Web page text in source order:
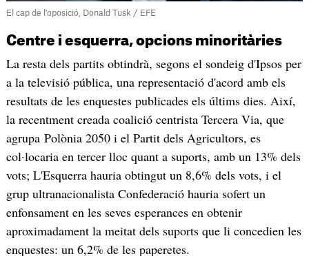
El cap de l'oposició, Donald Tusk / EFE
Centre i esquerra, opcions minoritàries
La resta dels partits obtindrà, segons el sondeig d'Ipsos per
a la televisió pública, una representació d'acord amb els
resultats de les enquestes publicades els últims dies. Així,
la recentment creada coalició centrista Tercera Via, que
agrupa Polònia 2050 i el Partit dels Agricultors, es
col·locaria en tercer lloc quant a suports, amb un 13% dels
vots; L'Esquerra hauria obtingut un 8,6% dels vots, i el
grup ultranacionalista Confederació hauria sofert un
enfonsament en les seves esperances en obtenir
aproximadament la meitat dels suports que li concedien les
enquestes: un 6,2% de les paperetes.